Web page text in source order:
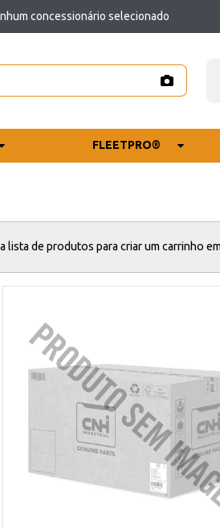
concessionário selecionado
FLEETPRO®
lista de produtos para criar um carrinho